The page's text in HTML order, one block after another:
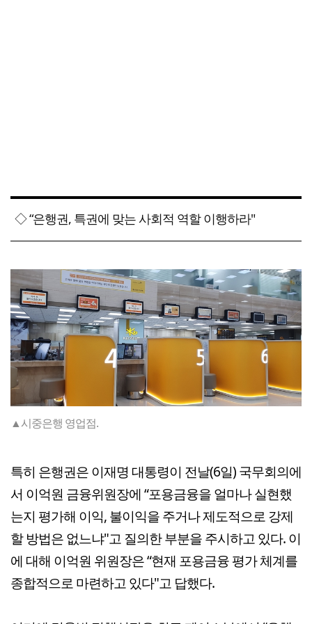
◇ “은행권, 특권에 맞는 사회적 역할 이행하라"
▲시중은행 영업점.
특히 은행권은 이재명 대통령이 전날(6일) 국무회의에
서 이억원 금융위원장에 “포용금융을 얼마나 실현했
는지 평가해 이익, 불이익을 주거나 제도적으로 강제
할 방법은 없느냐"고 질의한 부분을 주시하고 있다. 이
에 대해 이억원 위원장은 “현재 포용금융 평가 체계를
종합적으로 마련하고 있다"고 답했다.